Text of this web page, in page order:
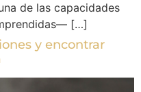
de las capacidades
[…]
y encontrar